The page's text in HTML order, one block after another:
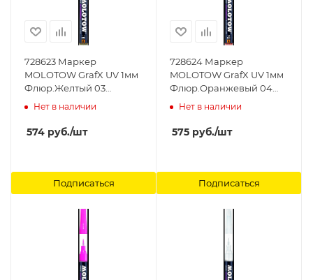
728623 Маркер
MOLOTOW GrafX UV 1мм
Флюр.Желтый 03
MOLOTOW
Нет в наличии
574 руб./шт
Подписаться
728624 Маркер
MOLOTOW GrafX UV 1мм
Флюр.Оранжевый 04
MOLOTOW
Нет в наличии
575 руб./шт
Подписаться